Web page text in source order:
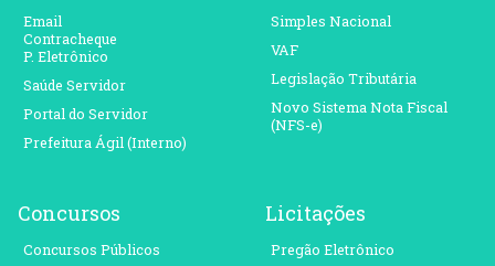
Email
Contracheque
P. Eletrônico
Saúde Servidor
Portal do Servidor
Prefeitura Ágil (Interno)
Simples Nacional
VAF
Legislação Tributária
Novo Sistema Nota Fiscal
(NFS-e)
Concursos
Concursos Públicos
Licitações
Pregão Eletrônico